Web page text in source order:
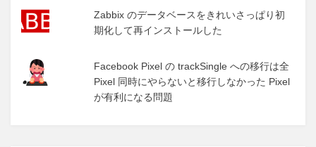
Zabbix のデータベースをきれいさっぱり初
期化して再インストールした
Facebook Pixel の trackSingle への移行は全
Pixel 同時にやらないと移行しなかった Pixel
が有利になる問題